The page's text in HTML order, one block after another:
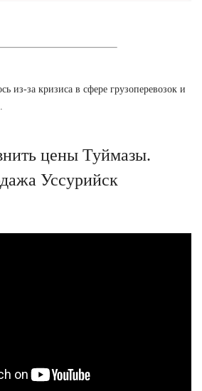
из-за кризиса в сфере грузоперевозок и
цены Туймазы.
Уссурийск